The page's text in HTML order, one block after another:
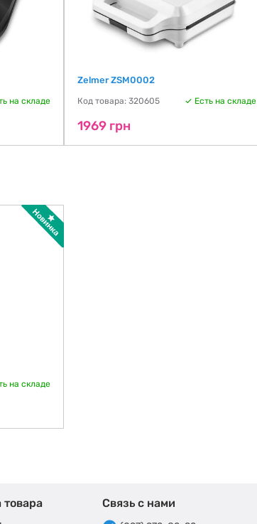
на складе
Zelmer ZSM0002
Код товара: 320605 Есть на складе
1969 грн
на складе
Связь с нами